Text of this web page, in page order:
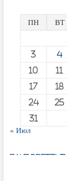
ПН ВТ
3 4
10 11
17 18
24 25
31
« Июл